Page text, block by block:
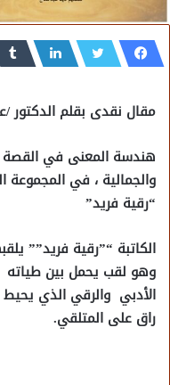
مقال نقدى بقلم الدكتور
هندسة المعنى في القصة
والجمالية ، في
“رقية فريد”
الكاتبة “”رقية فريد””
وهو لقب يحمل بين
الأدبي والرقي الذي يحيط
راق على المتلقي.